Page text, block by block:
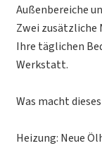
Außenbereiche
Zwei
Ihre täglichen
Werkstatt.
Was macht
Heizung: Neue